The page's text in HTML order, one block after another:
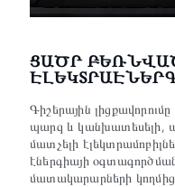
ՑԱԾՐ
Գիշերային
պարզ և կանխատեսելի,
մատչելի
էներգիայի օգտագործման
մատակարարների